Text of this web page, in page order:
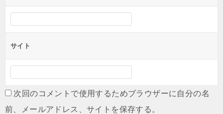
サイト
次回のコメントで使用するためブラウザーに自分の名
前、メールアドレス、サイトを保存する。